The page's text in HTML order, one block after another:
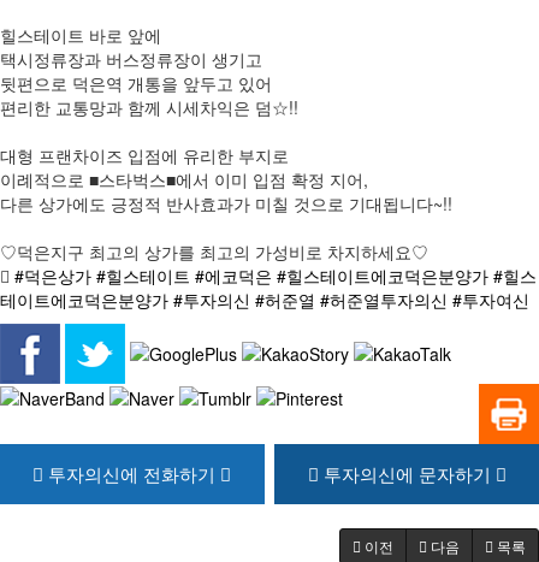
힐스테이트 바로 앞에
택시정류장과 버스정류장이 생기고
뒷편으로 덕은역 개통을 앞두고 있어
편리한 교통망과 함께 시세차익은 덤☆!!
대형 프랜차이즈 입점에 유리한 부지로
이례적으로 ■스타벅스■에서 이미 입점 확정 지어,
다른 상가에도 긍정적 반사효과가 미칠 것으로 기대됩니다~!!
♡덕은지구 최고의 상가를 최고의 가성비로 차지하세요♡
#덕은상가 #힐스테이트 #에코덕은 #힐스테이트에코덕은분양가 #힐스
테이트에코덕은분양가 #투자의신 #허준열 #허준열투자의신 #투자여신
투자의신에 전화하기 투자의신에 문자하기
이전 다음 목록